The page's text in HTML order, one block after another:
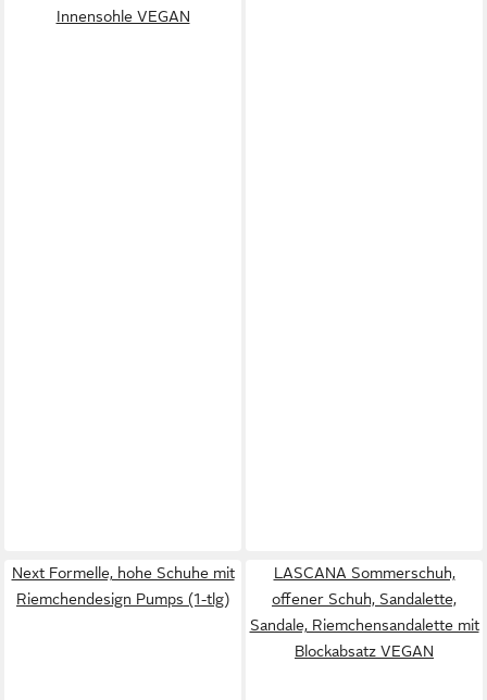
Innensohle VEGAN
Next Formelle, hohe Schuhe mit
Riemchendesign Pumps (1-tlg)
LASCANA Sommerschuh,
offener Schuh, Sandalette,
Sandale, Riemchensandalette mit
Blockabsatz VEGAN